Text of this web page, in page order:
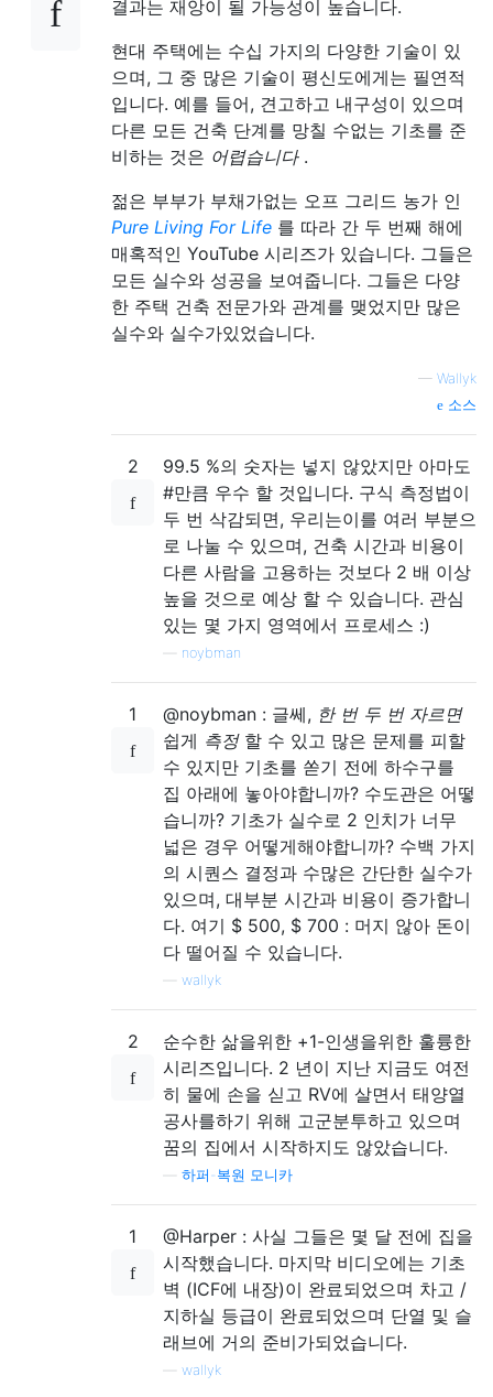
결과는 재앙이 될 가능성이 높습니다.
현대 주택에는 수십 가지의 다양한 기술이 있
으며, 그 중 많은 기술이 평신도에게는 필연적
입니다. 예를 들어, 견고하고 내구성이 있으며
다른 모든 건축 단계를 망칠 수없는 기초를 준
비하는 것은 어렵습니다.
젊은 부부가 부채가없는 오프 그리드 농가 인
Pure Living For Life 를 따라 간 두 번째 해에
매혹적인 YouTube 시리즈가 있습니다. 그들은
모든 실수와 성공을 보여줍니다. 그들은 다양
한 주택 건축 전문가와 관계를 맺었지만 많은
실수와 실수가있었습니다.
— Wallyk
소스
2
99.5 %의 숫자는 넣지 않았지만 아마도
#만큼 우수 할 것입니다. 구식 측정법이
두 번 삭감되면, 우리는이를 여러 부분으
로 나눌 수 있으며, 건축 시간과 비용이
다른 사람을 고용하는 것보다 2 배 이상
높을 것으로 예상 할 수 있습니다. 관심
있는 몇 가지 영역에서 프로세스 :)
noybman
1 @noybman : 글쎄, 한 번 두 번 자르면
쉽게 측정할 수 있고 많은 문제를 피할
수 있지만 기초를 쏟기 전에 하수구를
집 아래에 놓아야합니까? 수도관은 어떻
습니까? 기초가 실수로 2 인치가 너무
넓은 경우 어떻게해야합니까? 수백 가지
의 시퀀스 결정과 수많은 간단한 실수가
있으며, 대부분 시간과 비용이 증가합니
다. 여기 $ 500, $ 700 : 머지 않아 돈이
다 ​​떨어질 수 있습니다.
wallyk
2
순수한 삶을위한 +1-인생을위한 훌륭한
시리즈입니다. 2 년이 지난 지금도 여전
히 물에 손을 싣고 RV에 살면서 태양열
공사를하기 위해 고군분투하고 있으며
꿈의 집에서 시작하지도 않았습니다.
하퍼-복원 모니카
1
@Harper : 사실 그들은 몇 달 전에 집을
시작했습니다. 마지막 비디오에는 기초
벽 (ICF에 내장)이 완료되었으며 차고 /
지하실 등급이 완료되었으며 단열 및 슬
래브에 거의 준비가되었습니다.
wallyk